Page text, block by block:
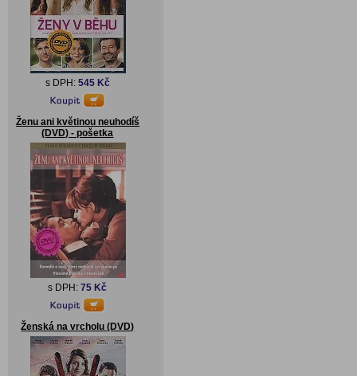
s DPH: 545 Kč
Ženu ani květinou neuhodíš
(DVD) - pošetka
s DPH:75 Kč
Ženská na vrcholu (DVD)